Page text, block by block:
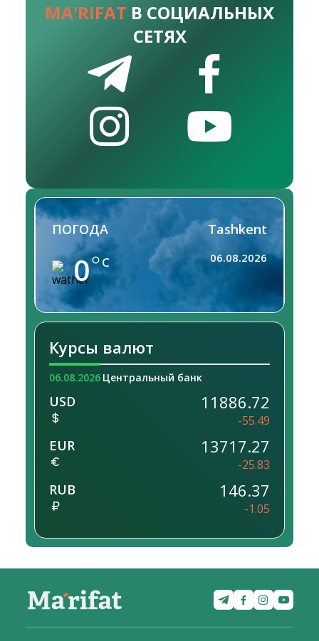
MA'RIFAT В СОЦИАЛЬНЫХ
СЕТЯХ
ПОГОДА
0 C
Tashkent
06.08.2026
Курсы валют
06.08.2026 Центральный банк
USD 11886.72
-55.49
EUR 13717.27
-25.83
RUB 146.37
-1.05